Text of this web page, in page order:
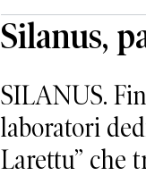
Silanus,
SILANUS.
laboratori
Larettu” che